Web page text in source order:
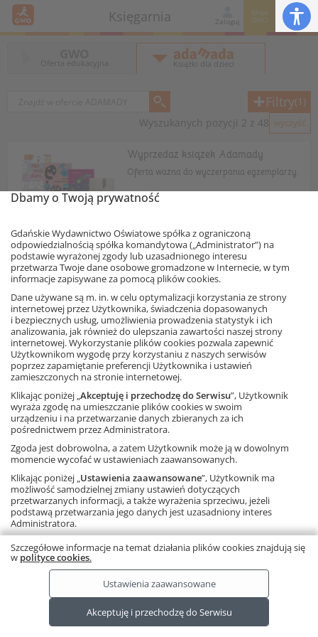
Księgarnia Zaloguj
Moje
GWO
Oferta edukacyjna Książki dla dzieci
Filtry(1)
Wyszukanych pozycji 2 z 48 wyczyść
Wyprzedaż książek Adamady
Oferta ważna do wyczerpania egzemplarzy.
Oferta specjalna
Zobacz
w cenie 10 zł
Książkę „Cała prawda o starych ludziach”
kupicie w cenie 10,00 zł.
Oferta ważna do wyczerpania nakładu.
Oferta specjalna
Zobacz
10 20 50
Ta strona używa plików cookies. Dowiedz się więcej.
Copyright © by Gdańskie Wydawnictwo Oświatowe 2026
Ta strona używa plików cookies.
Akceptuję
Dowiedz się więcej
Dbamy o Twoją prywatność
Gdańskie Wydawnictwo Oświatowe spółka z ograniczoną
odpowiedzialnością spółka komandytowa („Administrator”) na
podstawie wyrażonej zgody lub uzasadnionego interesu
przetwarza Twoje dane osobowe gromadzone w Internecie, w tym
informacje zapisywane za pomocą plików cookies.
Dane używane są m. in. w celu optymalizacji korzystania ze strony
internetowej przez Użytkownika, świadczenia dopasowanych
i bezpiecznych usług, umożliwienia prowadzenia statystyk i ich
analizowania, jak również do ulepszania zawartości naszej strony
internetowej. Wykorzystanie plików cookies pozwala zapewnić
Użytkownikom wygodę przy korzystaniu z naszych serwisów
poprzez zapamiętanie preferencji Użytkownika i ustawień
zamieszczonych na stronie internetowej.
Klikając poniżej „Akceptuję i przechodzę do Serwisu”, Użytkownik
wyraża zgodę na umieszczanie plików cookies w swoim
urządzeniu i na przetwarzanie danych zbieranych za ich
pośrednictwem przez Administratora.
Zgoda jest dobrowolna, a zatem Użytkownik może ją w dowolnym
momencie wycofać w ustawieniach zaawansowanych.
Klikając poniżej „Ustawienia zaawansowane”, Użytkownik ma
możliwość samodzielnej zmiany ustawień dotyczących
przetwarzanych informacji, a także wyrażenia sprzeciwu, jeżeli
podstawą przetwarzania jego danych jest uzasadniony interes
Administratora.
Należy pamiętać, że korzystanie ze strony internetowej bez
zmiany ustawień oznacza, że pliki cookies będą zapisywane na
urządzeniu końcowym Użytkownika.
Szczegółowe informacje na temat działania plików cookies znajdują się
w polityce cookies.
Ustawienia zaawansowane
Akceptuję i przechodzę do Serwisu